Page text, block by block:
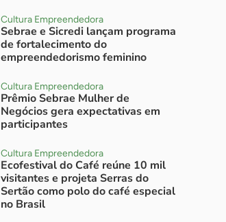
Cultura Empreendedora
Sebrae e Sicredi lançam programa
de fortalecimento do
empreendedorismo feminino
Cultura Empreendedora
Prêmio Sebrae Mulher de
Negócios gera expectativas em
participantes
Cultura Empreendedora
Ecofestival do Café reúne 10 mil
visitantes e projeta Serras do
Sertão como polo do café especial
no Brasil